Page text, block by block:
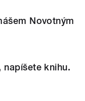
Novotným
napíšete knihu.